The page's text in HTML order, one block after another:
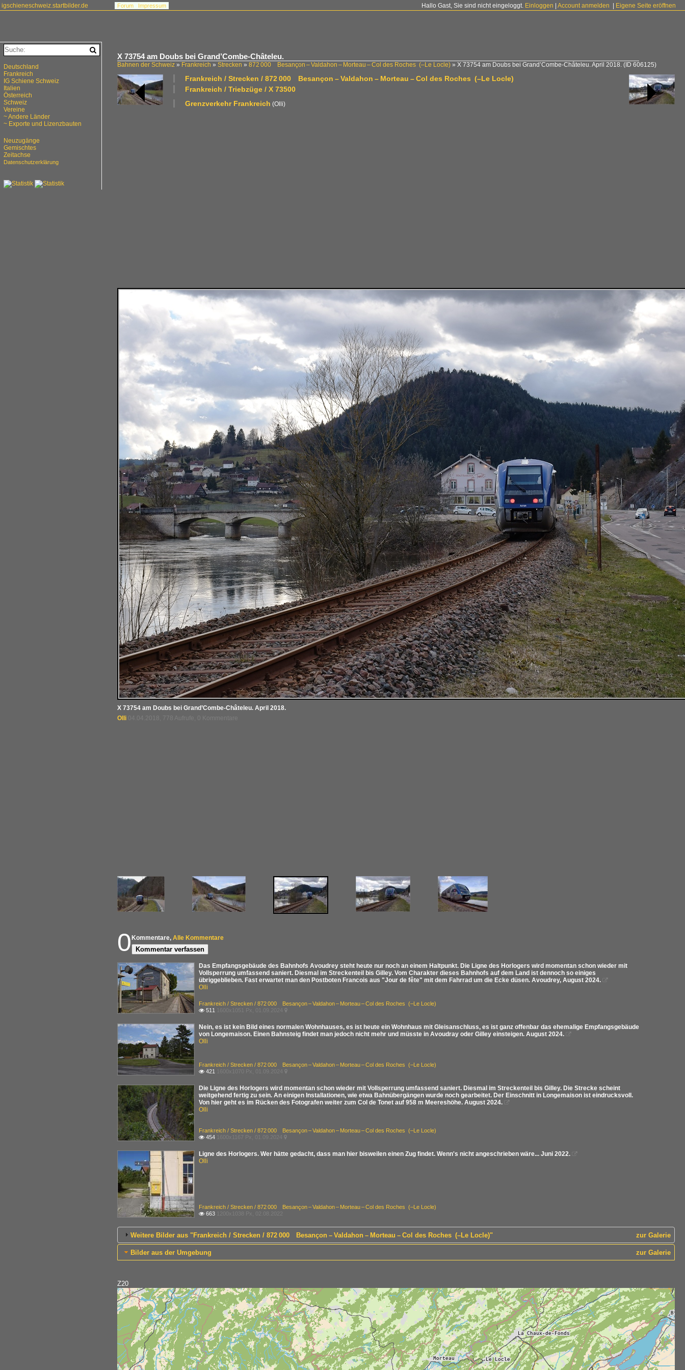
igschieneschweiz.startbilder.de Hallo Gast, Sie sind nicht eingeloggt. Einloggen Account anmelden Eigene Seite eröffnen
Forum Impressum
X 73754 am Doubs bei Grand’Combe-Châteleu.
Bahnen der Schweiz » Frankreich » Strecken » 872 000 Besançon – Valdahon – Morteau – Col des Roches (–Le Locle) » X 73754 am Doubs bei Grand’Combe-Châteleu. April 2018. (ID 606125)
Frankreich / Strecken / 872 000 Besançon – Valdahon – Morteau – Col des Roches (–Le Locle)
Frankreich / Triebzüge / X 73500
Grenzverkehr Frankreich (Olli)
X 73754 am Doubs bei Grand’Combe-Châteleu. April 2018.
Olli 04.04.2018, 778 Aufrufe, 0 Kommentare
0 Kommentare, Alle Kommentare
Kommentar verfassen
Das Empfangsgebäude des Bahnhofs Avoudrey steht heute nur noch an einem Haltpunkt. Die Ligne des Horlogers wird momentan schon wieder mit
Vollsperrung umfassend saniert. Diesmal im Streckenteil bis Gilley. Vom Charakter dieses Bahnhofs auf dem Land ist dennoch so einiges
übriggeblieben. Fast erwartet man den Postboten Francois aus "Jour de fête" mit dem Fahrrad um die Ecke düsen. Avoudrey, August 2024.

Olli
Frankreich / Strecken / 872 000 Besançon – Valdahon – Morteau – Col des Roches (–Le Locle)
 511 1600x1051 Px, 01.09.2024 
Nein, es ist kein Bild eines normalen Wohnhauses, es ist heute ein Wohnhaus mit Gleisanschluss, es ist ganz offenbar das ehemalige Empfangsgebäude
von Longemaison. Einen Bahnsteig findet man jedoch nicht mehr und müsste in Avoudray oder Gilley einsteigen. August 2024.

Olli
Frankreich / Strecken / 872 000 Besançon – Valdahon – Morteau – Col des Roches (–Le Locle)
 421 1600x1070 Px, 01.09.2024 
Die Ligne des Horlogers wird momentan schon wieder mit Vollsperrung umfassend saniert. Diesmal im Streckenteil bis Gilley. Die Strecke scheint
weitgehend fertig zu sein. An einigen Installationen, wie etwa Bahnübergängen wurde noch gearbeitet. Der Einschnitt in Longemaison ist eindrucksvoll.
Von hier geht es im Rücken des Fotografen weiter zum Col de Tonet auf 958 m Meereshöhe. August 2024.

Olli
Frankreich / Strecken / 872 000 Besançon – Valdahon – Morteau – Col des Roches (–Le Locle)
 454 1600x1167 Px, 01.09.2024 
Ligne des Horlogers. Wer hätte gedacht, dass man hier bisweilen einen Zug findet. Wenn's nicht angeschrieben wäre... Juni 2022. 
Olli
Frankreich / Strecken / 872 000 Besançon – Valdahon – Morteau – Col des Roches (–Le Locle)
 663 1200x1038 Px, 02.08.2022
zur Galerie
Weitere Bilder aus "Frankreich / Strecken / 872 000 Besançon – Valdahon – Morteau – Col des Roches (–Le Locle)"
zur Galerie
Bilder aus der Umgebung
Z20
Deutschland
Frankreich
IG Schiene Schweiz
Italien
Österreich
Schweiz
Vereine
~ Andere Länder
~ Exporte und Lizenzbauten
Neuzugänge
Gemischtes
Zeitachse
Datenschutzerklärung